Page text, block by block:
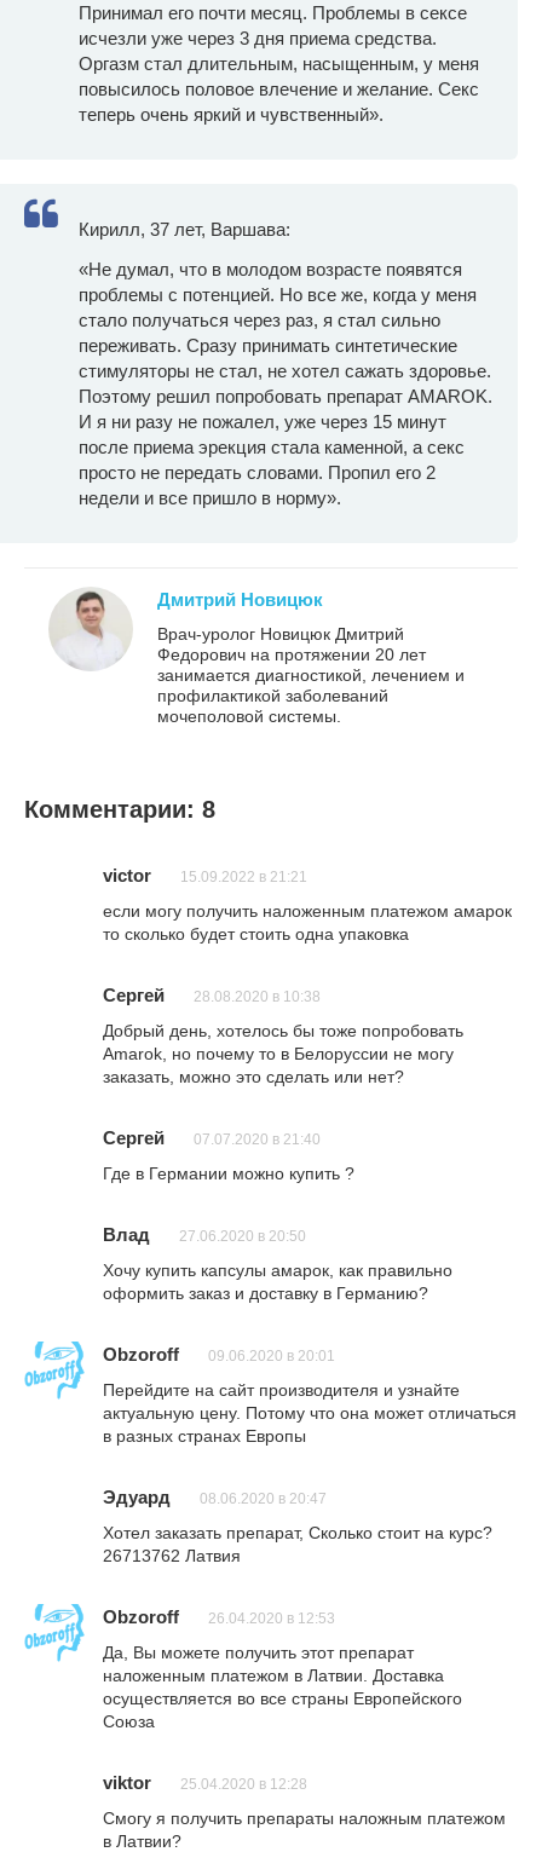
Принимал его почти месяц. Проблемы в сексе
исчезли уже через 3 дня приема средства.
Оргазм стал длительным, насыщенным, у меня
повысилось половое влечение и желание. Секс
теперь очень яркий и чувственный».
Кирилл, 37 лет, Варшава:
«Не думал, что в молодом возрасте появятся
проблемы с потенцией. Но все же, когда у меня
стало получаться через раз, я стал сильно
переживать. Сразу принимать синтетические
стимуляторы не стал, не хотел сажать здоровье.
Поэтому решил попробовать препарат AMAROK.
И я ни разу не пожалел, уже через 15 минут
после приема эрекция стала каменной, а секс
просто не передать словами. Пропил его 2
недели и все пришло в норму».
Дмитрий Новицюк
Врач-уролог Новицюк Дмитрий
Федорович на протяжении 20 лет
занимается диагностикой, лечением и
профилактикой заболеваний
мочеполовой системы.
Комментарии: 8
victor 15.09.2022 в 21:21
если могу получить наложенным платежом амарок
то сколько будет стоить одна упаковка
Сергей 28.08.2020 в 10:38
Добрый день, хотелось бы тоже попробовать
Amarok, но почему то в Белоруссии не могу
заказать, можно это сделать или нет?
Сергей 07.07.2020 в 21:40
Где в Германии можно купить ?
Влад 27.06.2020 в 20:50
Хочу купить капсулы амарок, как правильно
оформить заказ и доставку в Германию?
Obzoroff 09.06.2020 в 20:01
Перейдите на сайт производителя и узнайте
актуальную цену. Потому что она может отличаться
в разных странах Европы
Эдуард 08.06.2020 в 20:47
Хотел заказать препарат, Сколько стоит на курс?
26713762 Латвия
Obzoroff 26.04.2020 в 12:53
Да, Вы можете получить этот препарат
наложенным платежом в Латвии. Доставка
осуществляется во все страны Европейского
Союза
viktor 25.04.2020 в 12:28
Смогу я получить препараты наложным платежом
в Латвии?